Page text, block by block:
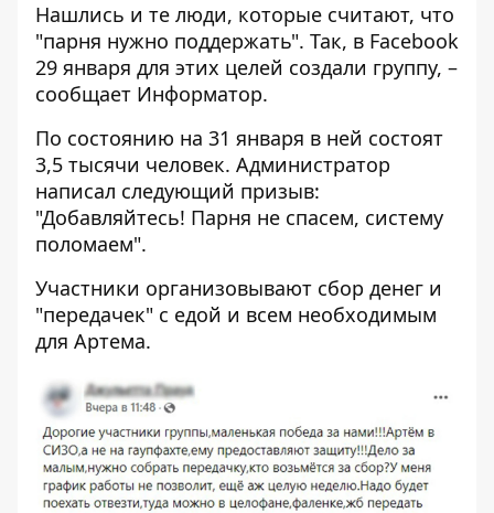
Нашлись и те люди, которые считают, что
"парня нужно поддержать". Так, в Facebook
29 января для этих целей создали группу, –
сообщает Информатор.
По состоянию на 31 января в ней состоят
3,5 тысячи человек. Администратор
написал следующий призыв:
"Добавляйтесь! Парня не спасем, систему
поломаем".
Участники организовывают сбор денег и
"передачек" с едой и всем необходимым
для Артема.